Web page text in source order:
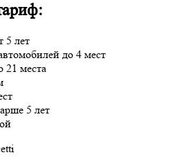
5 лет
до 4 мест
21 места
5 лет